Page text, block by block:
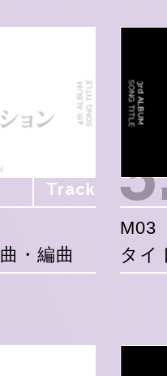
Track
・編曲
M03
タイ